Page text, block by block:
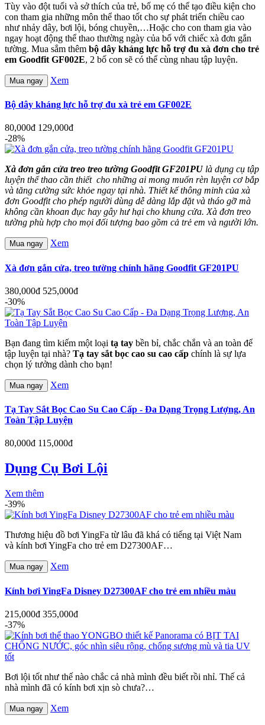
Tùy vào đột tuổi và sở thích của trẻ, bố mẹ có thể tạo điều kiện cho
con tham gia những môn thể thao tốt cho sự phát triển chiều cao
như nhảy dây, bơi lội, bóng chuyền,…Hoặc cho con tham gia vào
ngay hoạt động thể thao thường ngày của bố với chiếc xà đơn gắn
tường. Mua sắm thêm bộ dây kháng lực hỗ trợ đu xà đơn cho trẻ
em Goodfit GF002E, 2 bố con sẽ có thể cùng nhau tập luyện.
Mua ngay Xem
Bộ dây kháng lực hỗ trợ đu xà trẻ em GF002E
80,000đ 129,000đ
-28%
Xà đơn gắn cửa treo treo tường Goodfit GF201PUlà dụng cụ tập
luyện thể thao cần thiết cho những ai mong muốn rèn luyện cơ bắp
và tăng cường sức khỏe ngay tại nhà. Thiết kế thông minh của xà
đơn Goodfit cho phép người dùng dễ dàng lắp đặt và tháo gỡ mà
không cần khoan đục hay gây hư hại cho khung cửa. Xà đơn treo
tường phù hợp cho mọi đối tượng bao gồm cả trẻ em và người lớn.
Mua ngay Xem
Xà đơn gắn cửa, treo tường chính hãng Goodfit GF201PU
380,000đ 525,000đ
-30%
Bạn đang tìm kiếm một loại tạ tay bền bỉ, chắc chắn và an toàn để
tập luyện tại nhà? Tạ tay sắt bọc cao su cao cấp chính là sự lựa
chọn lý tưởng dành cho bạn!
Mua ngay Xem
Tạ Tay Sắt Bọc Cao Su Cao Cấp - Đa Dạng Trọng Lượng, An
Toàn Tập Luyện
80,000đ 115,000đ
Dụng Cụ Bơi Lội
Xem thêm
-39%
Thương hiệu đồ bơi YingFa từ lâu đã khá có tiếng tại Việt Nam
và kính bơi YingFa cho trẻ em D27300AF…
Mua ngay Xem
Kính bơi YingFa Disney D27300AF cho trẻ em nhiều màu
215,000đ 355,000đ
-37%
Bơi lội tốt như thế nào chắc cả nhà mình đều biết rồi nhỉ. Thế cả
nhà mình đã có kính bơi xịn sò chưa?…
Mua ngay Xem